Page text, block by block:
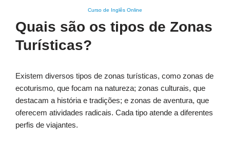
Curso de Inglês Online
Quais são os tipos de Zonas
Turísticas?
Existem diversos tipos de zonas turísticas, como zonas de
ecoturismo, que focam na natureza; zonas culturais, que
destacam a história e tradições; e zonas de aventura, que
oferecem atividades radicais. Cada tipo atende a diferentes
perfis de viajantes.